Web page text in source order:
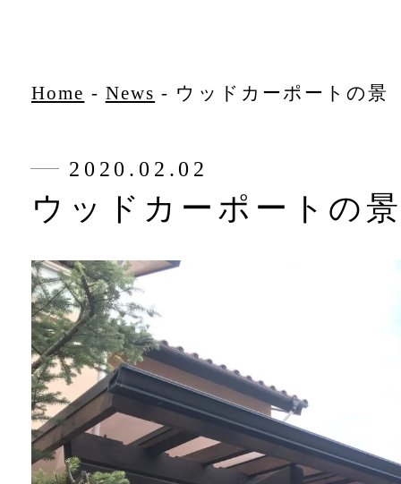
Home - News - ウッドカーポートの景
2020.02.02
ウッドカーポートの